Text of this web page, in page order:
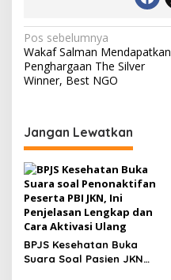
N
a
v
g
a
s
i
p
o
s
Pos sebelumnya
Wakaf Salman Mendapatkan
Penghargaan The Silver
Winner, Best NGO
Jangan Lewatkan
BPJS Kesehatan Buka
Suara Soal Pasien JKN